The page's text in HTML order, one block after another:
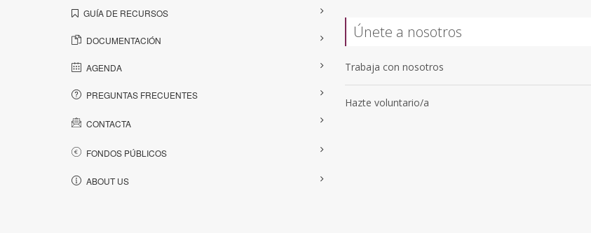
GUÍA DE RECURSOS
DOCUMENTACIÓN
AGENDA
PREGUNTAS FRECUENTES
CONTACTA
FONDOS PÚBLICOS
ABOUT US
Únete a nosotros
Trabaja con nosotros
Hazte voluntario/a